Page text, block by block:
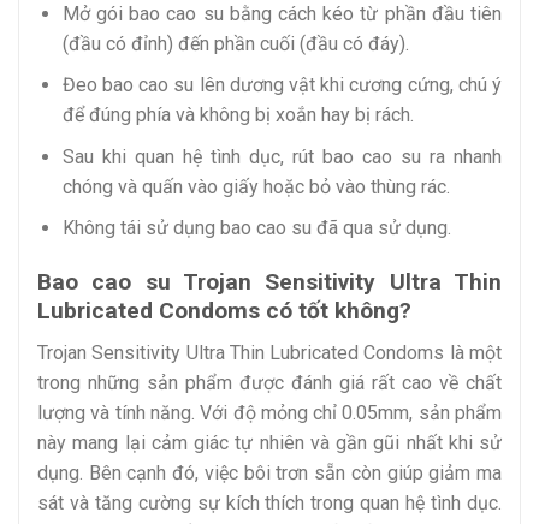
Mở gói bao cao su bằng cách kéo từ phần đầu tiên
(đầu có đỉnh) đến phần cuối (đầu có đáy).
Đeo bao cao su lên dương vật khi cương cứng, chú ý
để đúng phía và không bị xoắn hay bị rách.
Sau khi quan hệ tình dục, rút bao cao su ra nhanh
chóng và quấn vào giấy hoặc bỏ vào thùng rác.
Không tái sử dụng bao cao su đã qua sử dụng.
Bao cao su Trojan Sensitivity Ultra Thin
Lubricated Condoms có tốt không?
Trojan Sensitivity Ultra Thin Lubricated Condoms là một
trong những sản phẩm được đánh giá rất cao về chất
lượng và tính năng. Với độ mỏng chỉ 0.05mm, sản phẩm
này mang lại cảm giác tự nhiên và gần gũi nhất khi sử
dụng. Bên cạnh đó, việc bôi trơn sẵn còn giúp giảm ma
sát và tăng cường sự kích thích trong quan hệ tình dục.